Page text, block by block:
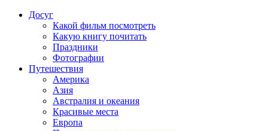
Досуг
Какой фильм посмотреть
Какую книгу почитать
Праздники
Фотографии
Путешествия
Америка
Азия
Австралия и океания
Красивые места
Европа